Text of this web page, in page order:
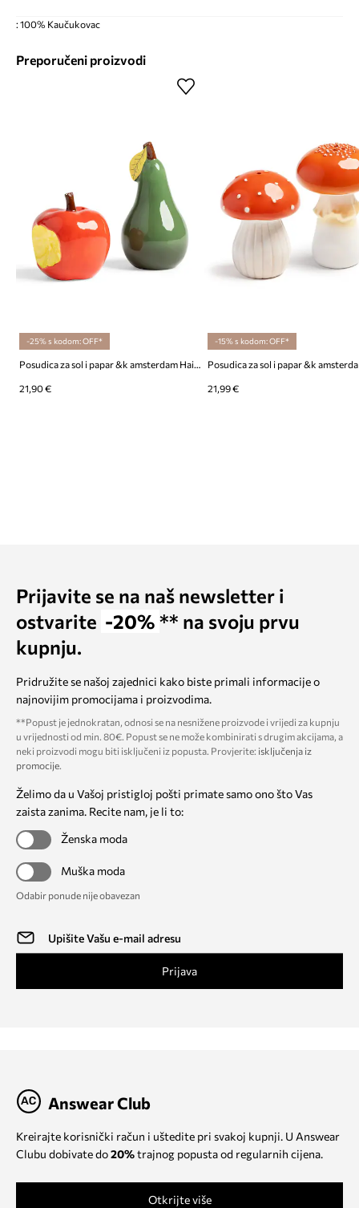
: 100% Kaučukovac
Preporučeni proizvodi
-25% s kodom: OFF*
Posudica za sol i papar &k amsterdam Haines
21,90 €
-15% s kodom: OFF*
21,99 €
Prijavite se na naš newsletter i
ostvarite -20% ** na svoju prvu
kupnju.
Pridružite se našoj zajednici kako biste primali informacije o
najnovijim promocijama i proizvodima.
**Popust je jednokratan, odnosi se na nesnižene proizvode i vrijedi za kupnju
u vrijednosti od min. 80€. Popust se ne može kombinirati s drugim akcijama, a
neki proizvodi mogu biti isključeni iz popusta. Provjerite: isključenja iz
promocije.
Želimo da u Vašoj pristigloj pošti primate samo ono što Vas
zaista zanima. Recite nam, je li to:
Ženska moda
Muška moda
Odabir ponude nije obavezan
Prijava
Answear Club
Kreirajte korisnički račun i uštedite pri svakoj kupnji. U Answear
Clubu dobivate do20%trajnog popusta od regularnih cijena.
Otkrijte više